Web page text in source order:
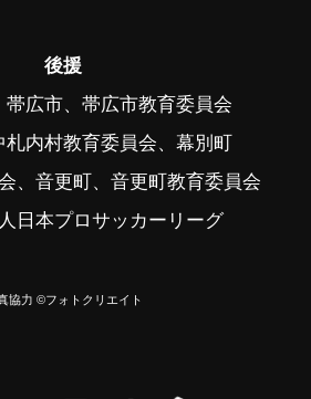
後援
帯広市、帯広市教育委員会
内村教育委員会、幕別町
、音更町、音更町教育委員会
日本プロサッカーリーグ
協力 ©フォトクリエイト